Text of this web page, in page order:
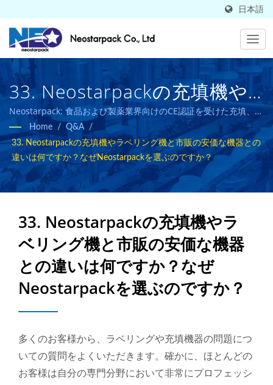
日本語
33. Neostarpackの充填機や
ラベリング機と市販の安価な
機器との違いは何ですか？な
ぜNeostarpackを選ぶのです
か？| 50カ国で販売されてい
る高品質な産業用包装機器メ
ーカー| Neostarpack Co.,
Ltd.
Neostarpack: 食品および製薬業界向けのCE認証を受けた充填、キ
ャッピング、ラベリング、包装ソリューション。
Home / Q&A
/
33. Neostarpackの充填機やラベリング機と市販の安価な機器との
違いは何ですか？なぜNeostarpackを選ぶのですか？
33. Neostarpackの充填機やラ
ベリング機と市販の安価な機器
との違いは何ですか？なぜ
Neostarpackを選ぶのですか？
多くのお客様から、ラベリングや充填機器の問題につ
いての質問をよくいただきます。確かに、ほとんどの
お客様は自分の専門分野において非常にプロフェッシ